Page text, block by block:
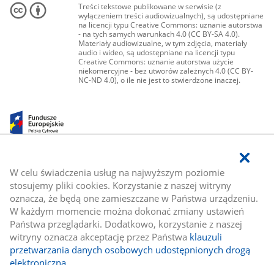
W celu świadczenia usług na najwyższym poziomie
stosujemy pliki cookies. Korzystanie z naszej witryny
oznacza, że będą one zamieszczane w Państwa urządzeniu.
W każdym momencie można dokonać zmiany ustawień
Państwa przeglądarki. Dodatkowo, korzystanie z naszej
witryny oznacza akceptację przez Państwa klauzuli
przetwarzania danych osobowych udostępnionych drogą
elektroniczną.
Treści tekstowe publikowane w serwisie (z
wyłączeniem treści audiowizualnych), są udostępniane
na licencji typu Creative Commons: uznanie autorstwa
- na tych samych warunkach 4.0 (CC BY-SA 4.0).
Materiały audiowizualne, w tym zdjęcia, materiały
audio i wideo, są udostępniane na licencji typu
Creative Commons: uznanie autorstwa użycie
niekomercyjne - bez utworów zależnych 4.0 (CC BY-
NC-ND 4.0), o ile nie jest to stwierdzone inaczej.